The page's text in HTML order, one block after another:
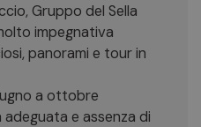
Gruppo del Sella
impegnativa
panorami e tour in
a ottobre
e assenza di